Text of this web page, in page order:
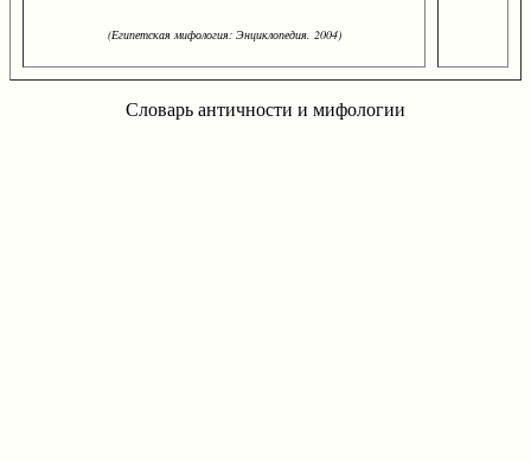
(Египетская мифология: Энциклопедия. 2004)
Словарь античности и мифологии